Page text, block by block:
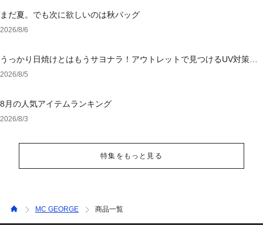
まだ夏。でも次に欲しいのは秋バッグ
2026/8/6
うっかり日焼けとはもうサヨナラ！アウトレットで見つけるUV対策ウ
ェア
2026/8/5
8月の人気アイテムランキング
2026/8/3
特集をもっと見る
MC GEORGE 商品一覧